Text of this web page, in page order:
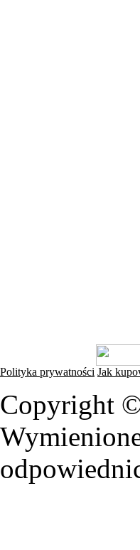
Polityka prywatności Jak
Copyright